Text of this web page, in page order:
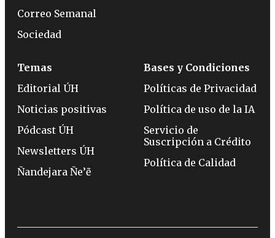
Correo Semanal
Sociedad
Temas
Editorial ÚH
Noticias positivas
Pódcast ÚH
Newsletters ÚH
Ñandejara Ñe’ẽ
Bases y Condiciones
Políticas de Privacidad
Política de uso de la IA
Servicio de
Suscripción a Crédito
Política de Calidad